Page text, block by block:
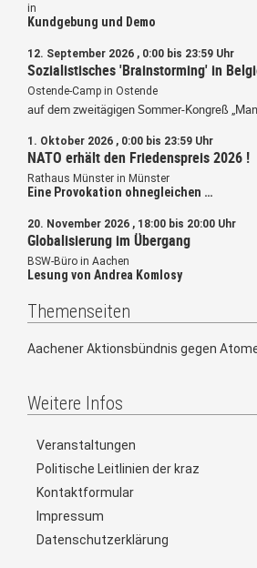
in
Kundgebung und Demo
12. September 2026 , 0:00 bis 23:59 Uhr
Sozialistisches 'Brainstorming' in
Ostende-Camp in Ostende
auf dem zweitägigen Sommer-Kongreß
1. Oktober 2026 , 0:00 bis 23:59 Uhr
NATO erhält den Friedenspreis 2026 !
Rathaus Münster in Münster
Eine Provokation ohnegleichen …
20. November 2026 , 18:00 bis 20:00 Uhr
Globalisierung im Übergang
BSW-Büro in Aachen
Lesung von Andrea Komlosy
Themenseiten
Aachener Aktionsbündnis gegen
Weitere Infos
Veranstaltungen
Politische Leitlinien der kraz
Kontaktformular
Impressum
Datenschutzerklärung